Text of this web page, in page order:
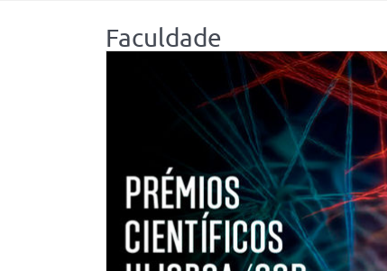
Faculdade